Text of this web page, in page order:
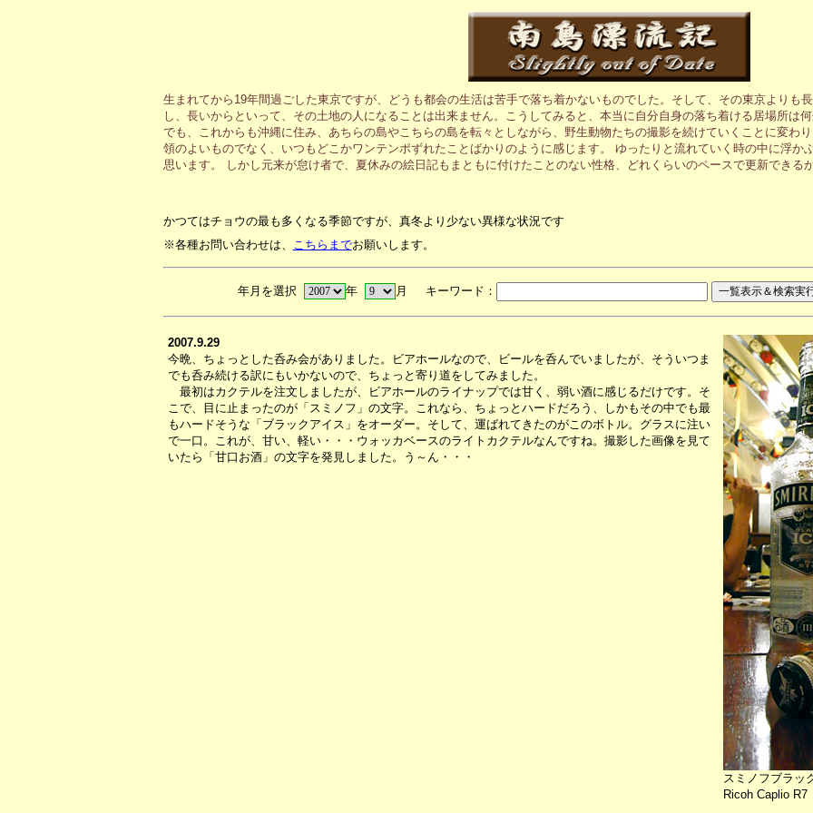
生まれてから19年間過ごした東京ですが、どうも都会の生活は苦手で落ち着かないものでした。そして、その東京よりも
し、長いからといって、その土地の人になることは出来ません。こうしてみると、本当に自分自身の落ち着ける居場所は
でも、これからも沖縄に住み、あちらの島やこちらの島を転々としながら、野生動物たちの撮影を続けていくことに変わ
領のよいものでなく、いつもどこかワンテンポずれたことばかりのように感じます。 ゆったりと流れていく時の中に浮か
思います。 しかし元来が怠け者で、夏休みの絵日記もまともに付けたことのない性格、どれくらいのペースで更新できる
かつてはチョウの最も多くなる季節ですが、真冬より少ない異様な状況です
※各種お問い合わせは、 こちらまでお願いします。
年月を選択 年 月 キーワード：
2007.9.29
今晩、ちょっとした呑み会がありました。ビアホールなので、ビールを呑んでいましたが、そういつま
でも呑み続ける訳にもいかないので、ちょっと寄り道をしてみました。
最初はカクテルを注文しましたが、ビアホールのライナップでは甘く、弱い酒に感じるだけです。そ
こで、目に止まったのが「スミノフ」の文字。これなら、ちょっとハードだろう、しかもその中でも最
もハードそうな「ブラックアイス」をオーダー。そして、運ばれてきたのがこのボトル。グラスに注い
で一口。これが、甘い、軽い・・・ウォッカベースのライトカクテルなんですね。撮影した画像を見て
いたら「甘口お酒」の文字を発見しました。う～ん・・・
スミノフブラッ
Ricoh Caplio R7